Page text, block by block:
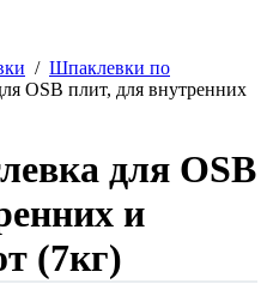
/ Шпаклевки по
OSB плит, для внутренних
для OSB
и
(7кг)